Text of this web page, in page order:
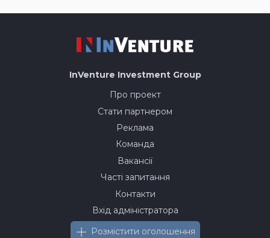
InVenture Investment Group
Про проект
Стати партнером
Реклама
Команда
Вакансії
Часті запитання
Контакти
Вхід адміністратора
Розмістити оголошення